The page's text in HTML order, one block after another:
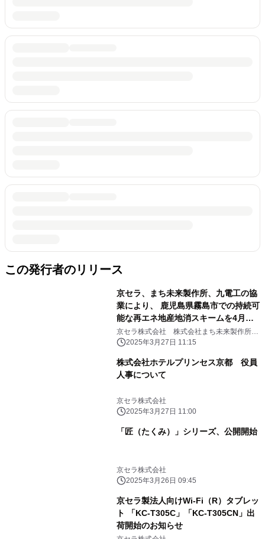
この発行者のリリース
京セラ、まち未来製作所、九電工の協
業により、 鹿児島県霧島市での持続可
能な再エネ地産地消スキームを4月よ
り開始
京セラ株式会社 株式会社まち未来製作所
株式会社九電工 鹿児島県霧島市
2025年3月27日 11:15
株式会社ホテルプリンセス京都 役員
人事について
京セラ株式会社
2025年3月27日 11:00
「匠（たくみ）」シリーズ、公開開始
京セラ株式会社
2025年3月26日 09:45
京セラ製法人向けWi-Fi（R）タブレッ
ト 「KC-T305C」「KC-T305CN」出
荷開始のお知らせ